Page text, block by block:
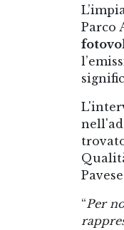
Parco
“Per